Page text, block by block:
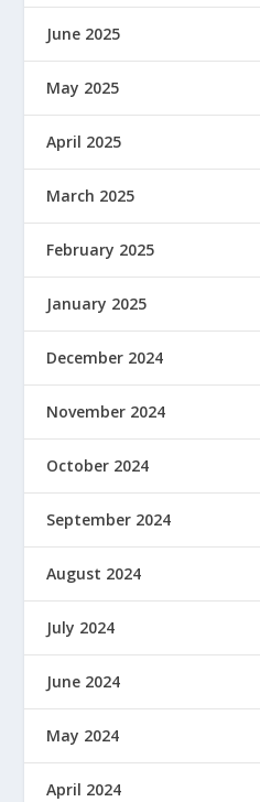
June 2025
May 2025
April 2025
March 2025
February 2025
January 2025
December 2024
November 2024
October 2024
September 2024
August 2024
July 2024
June 2024
May 2024
April 2024